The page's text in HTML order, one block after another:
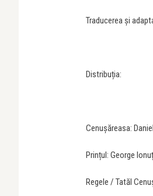
Traducerea și
Distribuția:
Cenușăreasa:
Prințul: George
Regele / Tatăl